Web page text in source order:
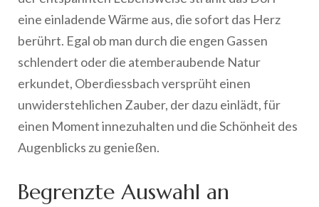
eine einladende Wärme aus, die sofort das Herz
berührt. Egal ob man durch die engen Gassen
schlendert oder die atemberaubende Natur
erkundet, Oberdiessbach versprüht einen
unwiderstehlichen Zauber, der dazu einlädt, für
einen Moment innezuhalten und die Schönheit des
Augenblicks zu genießen.
Begrenzte Auswahl an